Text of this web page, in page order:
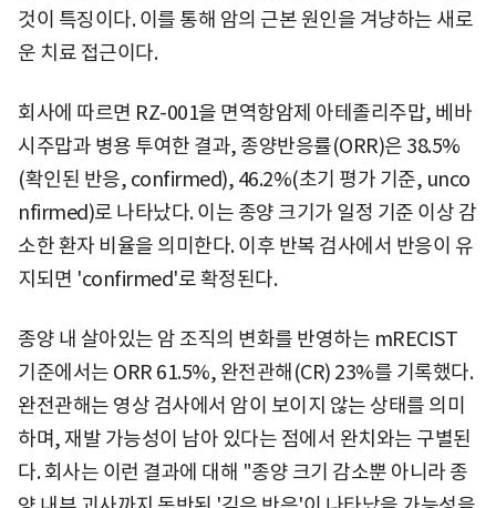
것이 특징이다. 이를 통해 암의 근본 원인을 겨냥하는 새로
운 치료 접근이다.
회사에 따르면 RZ-001을 면역항암제 아테졸리주맙, 베바
시주맙과 병용 투여한 결과, 종양반응률(ORR)은 38.5%
(확인된 반응, confirmed), 46.2%(초기 평가 기준, unco
nfirmed)로 나타났다. 이는 종양 크기가 일정 기준 이상 감
소한 환자 비율을 의미한다. 이후 반복 검사에서 반응이 유
지되면 'confirmed'로 확정된다.
종양 내 살아있는 암 조직의 변화를 반영하는 mRECIST
기준에서는 ORR 61.5%, 완전관해(CR) 23%를 기록했다.
완전관해는 영상 검사에서 암이 보이지 않는 상태를 의미
하며, 재발 가능성이 남아 있다는 점에서 완치와는 구별된
다. 회사는 이런 결과에 대해 "종양 크기 감소뿐 아니라 종